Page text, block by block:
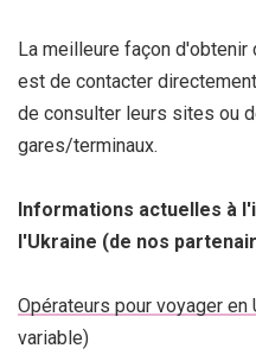
La meilleure façon
est de contacter
de consulter leurs sites ou
gares/terminaux.
Informations actuelles à
l'Ukraine (de nos
Opérateurs pour voyager en
variable)